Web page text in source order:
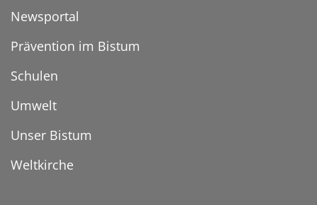
Newsportal
Prävention im Bistum
Schulen
Umwelt
Unser Bistum
Weltkirche